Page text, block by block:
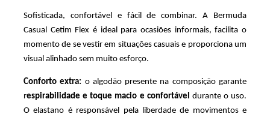
Sofisticada, confortável e fácil de combinar. A Bermuda
Casual Cetim Flex é ideal para ocasiões informais, facilita o
momento de se vestir em situações casuais e proporciona um
visual alinhado sem muito esforço.
Conforto extra: o algodão presente na composição garante
respirabilidade e toque macio e confortável durante o uso.
O elastano é responsável pela liberdade de movimentos e